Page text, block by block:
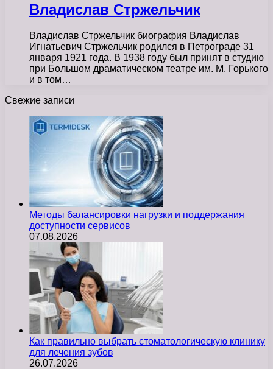
Владислав Стржельчик
Владислав Стржельчик биография Владислав
Игнатьевич Стржельчик родился в Петрограде 31
января 1921 года. В 1938 году был принят в студию
при Большом драматическом театре им. М. Горького
и в том…
Свежие записи
Методы балансировки нагрузки и поддержания
доступности сервисов
07.08.2026
Как правильно выбрать стоматологическую клинику
для лечения зубов
26.07.2026